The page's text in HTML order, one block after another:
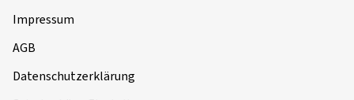
Impressum
AGB
Datenschutzerklärung